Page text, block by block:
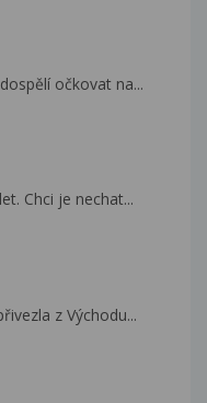
očkovat na...
Chci je nechat...
z Východu...